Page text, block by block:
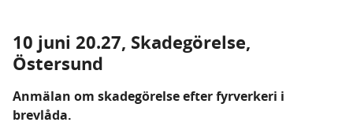
10 juni 20.27, Skadegörelse,
Östersund
Anmälan om skadegörelse efter fyrverkeri i
brevlåda.